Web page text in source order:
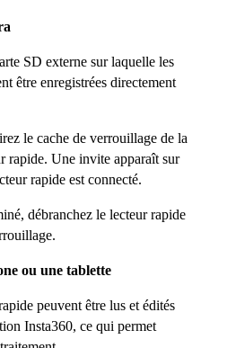
SD externe sur laquelle les
être enregistrées directement
le cache de verrouillage de la
rapide. Une invite apparaît sur
rapide est connecté.
débranchez le lecteur rapide
ou une tablette
peuvent être lus et édités
Insta360, ce qui permet